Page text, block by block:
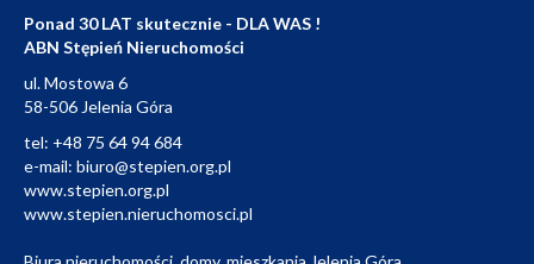
Ponad 30 LAT skutecznie - DLA WAS !
ABN Stępień Nieruchomości
ul. Mostowa 6
58-506 Jelenia Góra
tel: +48 75 64 94 684
e-mail: biuro@stepien.org.pl
www.stepien.org.pl
www.stepien.nieruchomosci.pl